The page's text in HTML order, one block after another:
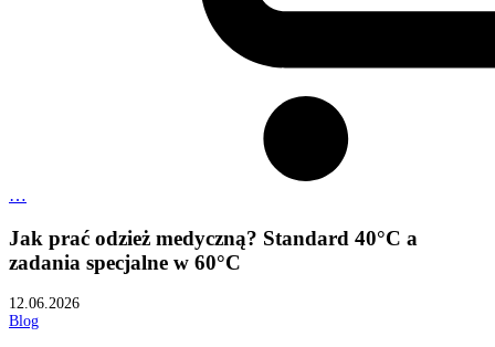
…
Jak prać odzież medyczną? Standard 40°C a
zadania specjalne w 60°C
12.06.2026
Blog